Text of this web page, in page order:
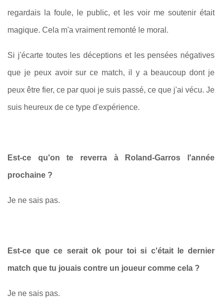
regardais la foule, le public, et les voir me soutenir était
magique. Cela m'a vraiment remonté le moral.
Si j'écarte toutes les déceptions et les pensées négatives
que je peux avoir sur ce match, il y a beaucoup dont je
peux être fier, ce par quoi je suis passé, ce que j'ai vécu. Je
suis heureux de ce type d'expérience.
Est‑ce qu'on te reverra à Roland‑Garros l'année
prochaine ?
Je ne sais pas.
Est‑ce que ce serait ok pour toi si c'était le dernier
match que tu jouais contre un joueur comme cela ?
Je ne sais pas.